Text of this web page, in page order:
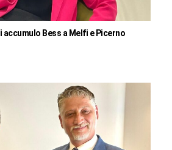
accumulo Bess a Melfi e Picerno